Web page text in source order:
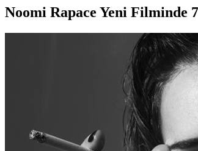
Noomi Rapace Yeni Filminde